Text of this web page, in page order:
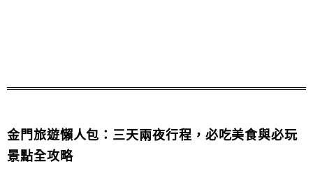
金門旅遊懶人包：三天兩夜行程，必吃美食與必玩
景點全攻略